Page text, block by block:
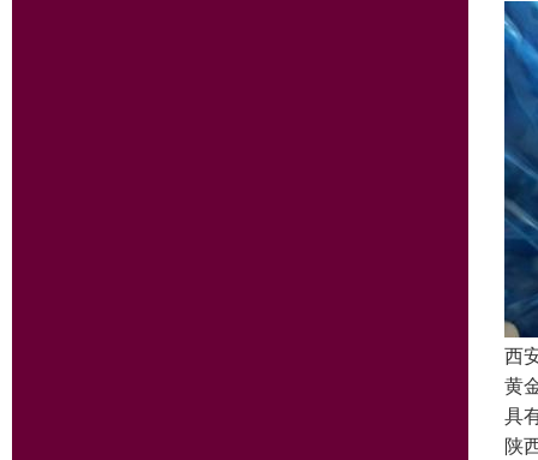
西
黄
具
陕